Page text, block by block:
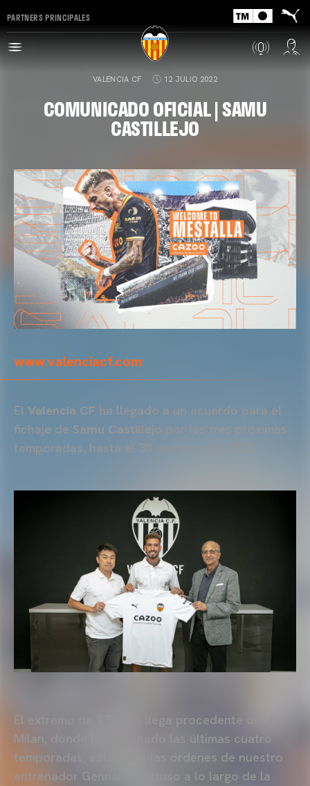
PARTNERS PRINCIPALES
VALENCIA CF 12 JULIO 2022
COMUNICADO OFICIAL | SAMU
CASTILLEJO
www.valenciacf.com
El Valencia CF ha llegado a un acuerdo para el
fichaje de Samu Castillejo por las tres próximas
temporadas, hasta el 30 de junio del 2025.
El extremo de 27 años llega procedente del AC
Milan, donde ha disputado las últimas cuatro
temporadas, estando a las órdenes de nuestro
entrenador Gennaro Gattuso a lo largo de la